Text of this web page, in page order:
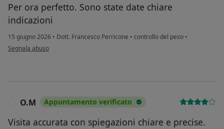
Per ora perfetto. Sono state date chiare
indicazioni
15 giugno 2026 • Dott. Francesco Perricone • controllo del peso •
secondo l'opinione dell'utente Gianni Bosi
Segnala abuso
O.M Appuntamento verificato
Visita accurata con spiegazioni chiare e precise.